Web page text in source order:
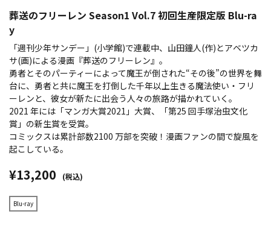
葬送のフリーレン Season1 Vol.7 初回生産限定版 Blu-ra
y
「週刊少年サンデー」(小学館)で連載中、山田鐘人(作)とアベツカ
サ(画)による漫画『葬送のフリーレン』。
勇者とそのパーティーによって魔王が倒された“その後”の世界を舞
台に、勇者と共に魔王を打倒した千年以上生きる魔法使い・フリ
ーレンと、彼女が新たに出会う人々の旅路が描かれていく。
2021 年には「マンガ大賞2021」大賞、「第25 回手塚治虫文化
賞」の新生賞を受賞。
コミックスは累計部数2100 万部を突破！漫画ファンの間で旋風を
起こしている。
¥13,200 (税込)
Blu-ray